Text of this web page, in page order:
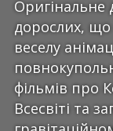
Оригінальне
дорослих, що
веселу
фільмів про
Всесвіті та